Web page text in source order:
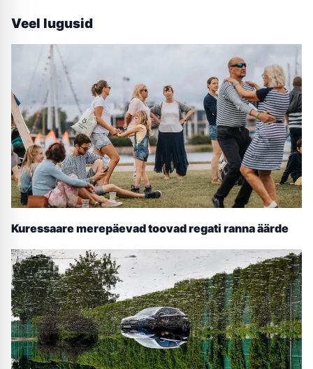
Veel lugusid
Kuressaare merepäevad toovad regati ranna äärde